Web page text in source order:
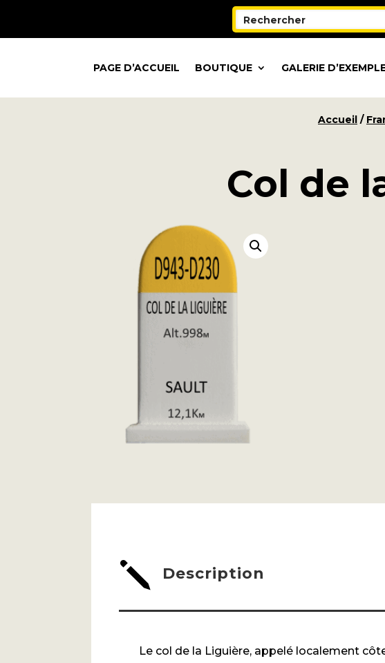
PAGE D’ACCUEIL BOUTIQUE GALERIE
Accueil /
Col de
j Description
Le col de la Liguière, appelé localement